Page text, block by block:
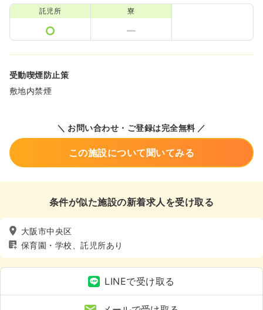
託児所 寮
受動喫煙防止策
敷地内禁煙
＼ お問い合わせ・ご登録は完全無料 ／
この施設について聞いてみる
条件が似た施設の新着求人を受け取る
大阪市中央区
保育園・学校、託児所あり
LINEで受け取る